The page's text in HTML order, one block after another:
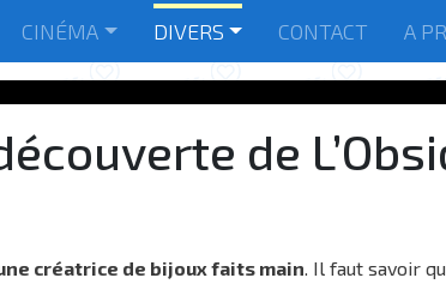
CINÉMA DIVERS CONTACT A
de
créatrice de bijoux faits main. Il faut savoir